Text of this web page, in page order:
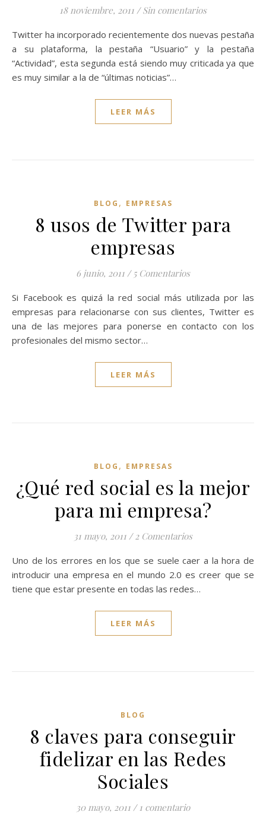
18 noviembre, 2011 / Sin comentarios
Twitter ha incorporado recientemente dos nuevas pestaña
a su plataforma, la pestaña “Usuario” y la pestaña
“Actividad”, esta segunda está siendo muy criticada ya que
es muy similar a la de “últimas noticias”…
LEER MÁS
BLOG , EMPRESAS
8 usos de Twitter para
empresas
6 junio, 2011 / 5 Comentarios
Si Facebook es quizá la red social más utilizada por las
empresas para relacionarse con sus clientes, Twitter es
una de las mejores para ponerse en contacto con los
profesionales del mismo sector…
LEER MÁS
BLOG , EMPRESAS
¿Qué red social es la mejor
para mi empresa?
31 mayo, 2011 / 2 Comentarios
Uno de los errores en los que se suele caer a la hora de
introducir una empresa en el mundo 2.0 es creer que se
tiene que estar presente en todas las redes…
LEER MÁS
BLOG
8 claves para conseguir
fidelizar en las Redes
Sociales
30 mayo, 2011 / 1 comentario